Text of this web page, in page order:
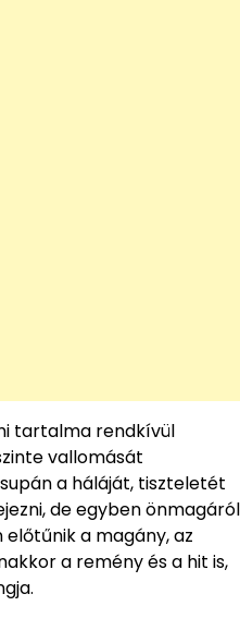
tartalma rendkívül
vallomását
a háláját, tiszteletét
de egyben önmagáról
előtűnik a magány, az
a remény és a hit is,